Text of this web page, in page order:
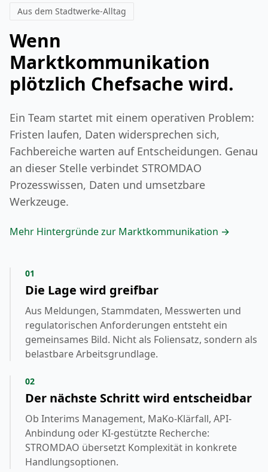
Aus dem Stadtwerke-Alltag
Wenn
Marktkommunikation
plötzlich Chefsache wird.
Ein Team startet mit einem operativen Problem:
Fristen laufen, Daten widersprechen sich,
Fachbereiche warten auf Entscheidungen. Genau
an dieser Stelle verbindet STROMDAO
Prozesswissen, Daten und umsetzbare
Werkzeuge.
Mehr Hintergründe zur Marktkommunikation →
01
Die Lage wird greifbar
Aus Meldungen, Stammdaten, Messwerten und
regulatorischen Anforderungen entsteht ein
gemeinsames Bild. Nicht als Foliensatz, sondern als
belastbare Arbeitsgrundlage.
02
Der nächste Schritt wird entscheidbar
Ob Interims Management, MaKo-Klärfall, API-
Anbindung oder KI-gestützte Recherche:
STROMDAO übersetzt Komplexität in konkrete
Handlungsoptionen.